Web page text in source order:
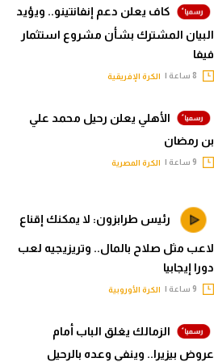
كاف يعلن دعم إنفانتينو.. ويؤيد
البيان المشترك بشأن مشروع استثمار
فيفا
الكرة الإفريقية
الأهلي يعلن رحيل محمد علي
بن رمضان
الكرة المصرية
رئيس طرابزون: لا يمكنك إقناع
لاعب مثل صلاح بالمال.. وتريزيجيه لعب
دورا إيجابيا
الكرة الأوروبية
الزمالك يغلق الباب أمام
عروض بيزيرا.. وينفي وعده بالرحيل